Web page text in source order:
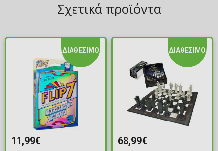
Σχετικά προϊόντα
ΔΙΑΘΕΣΙΜΟ
11,99€
ΔΙΑΘΕΣΙΜΟ
68,99€